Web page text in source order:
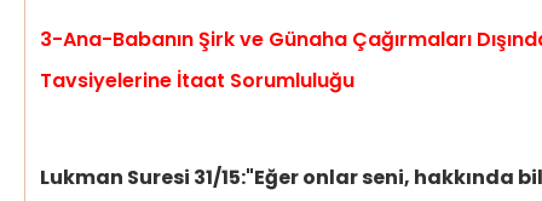
3-Ana-Babanın Şirk ve Günaha Çağırmaları
Tavsiyelerine İtaat Sorumluluğu
Lukman Suresi 31/15:"Eğer onlar seni, hakkında